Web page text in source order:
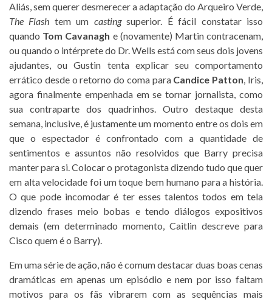
Aliás, sem querer desmerecer a adaptação do Arqueiro Verde,
The Flash tem um castingsuperior. É fácil constatar isso
quando Tom Cavanagh e (novamente) Martin contracenam,
ou quando o intérprete do Dr. Wells está com seus dois jovens
ajudantes, ou Gustin tenta explicar seu comportamento
errático desde o retorno do coma para Candice Patton, Iris,
agora finalmente empenhada em se tornar jornalista, como
sua contraparte dos quadrinhos. Outro destaque desta
semana, inclusive, é justamente um momento entre os dois em
que o espectador é confrontado com a quantidade de
sentimentos e assuntos não resolvidos que Barry precisa
manter para si. Colocar o protagonista dizendo tudo que quer
em alta velocidade foi um toque bem humano para a história.
O que pode incomodar é ter esses talentos todos em tela
dizendo frases meio bobas e tendo diálogos expositivos
demais (em determinado momento, Caitlin descreve para
Cisco quem é o Barry).
Em uma série de ação, não é comum destacar duas boas cenas
dramáticas em apenas um episódio e nem por isso faltam
motivos para os fãs vibrarem com as sequências mais